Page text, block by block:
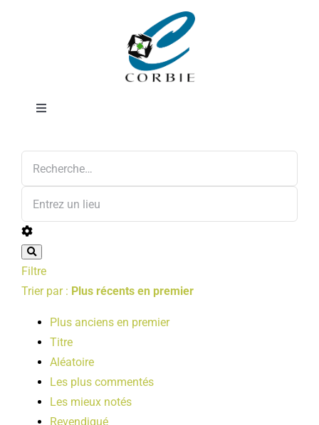
Toggle
DÉMARCHES ADMINISTRATIVES
SERVICES MUNICIPAUX
PRATIQUE
PUBLICATIONS
Pharmacie
Filtre
Trier par : Plus récents en premier
Plus anciens en premier
Titre
Aléatoire
Les plus commentés
Les mieux notés
Revendiqué